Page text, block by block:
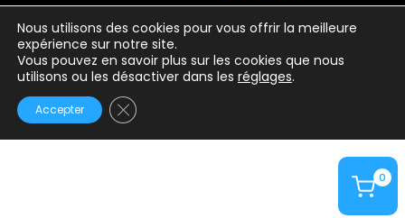
0
Nous utilisons des cookies pour vous offrir la meilleure
expérience sur notre site.
Vous pouvez en savoir plus sur les cookies que nous
utilisons ou les désactiver dans les réglages.
Accepter Fermer la bannière des cookies GDPR
Mentions légales
Conditions générales d’utilisation
Politique de confidentialité